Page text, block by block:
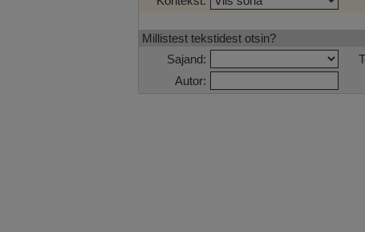
Millistest tekstidest otsin?
Sajand:
Autor: